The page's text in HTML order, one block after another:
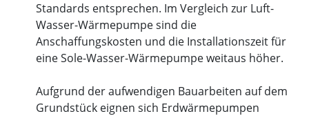
Standards entsprechen. Im Vergleich zur Luft-
Wasser-Wärmepumpe sind die
Anschaffungskosten und die Installationszeit für
eine Sole-Wasser-Wärmepumpe weitaus höher.
Aufgrund der aufwendigen Bauarbeiten auf dem
Grundstück eignen sich Erdwärmepumpen